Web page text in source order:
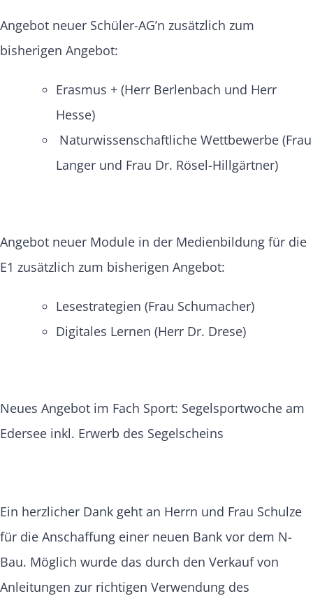
Angebot neuer Schüler-AG’n zusätzlich zum
bisherigen Angebot:
Erasmus + (Herr Berlenbach und Herr
Hesse)
Naturwissenschaftliche Wettbewerbe (Frau
Langer und Frau Dr. Rösel-Hillgärtner)
Angebot neuer Module in der Medienbildung für die
E1 zusätzlich zum bisherigen Angebot:
Lesestrategien (Frau Schumacher)
Digitales Lernen (Herr Dr. Drese)
Neues Angebot im Fach Sport: Segelsportwoche am
Edersee inkl. Erwerb des Segelscheins
Ein herzlicher Dank geht an Herrn und Frau Schulze
für die Anschaffung einer neuen Bank vor dem N-
Bau. Möglich wurde das durch den Verkauf von
Anleitungen zur richtigen Verwendung des